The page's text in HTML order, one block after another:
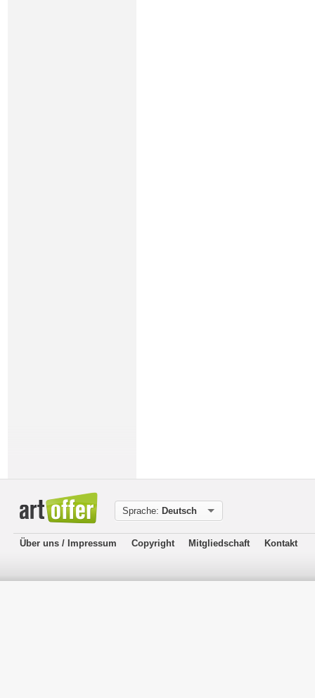
Sprache: Deutsch
Über uns / Impressum Copyright Mitgliedschaft Kontakt